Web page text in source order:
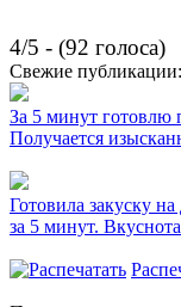
4/5 - (92 голоса)
Свежие публикации:
За 5 минут готовлю
Получается
Готовила закуску
за 5 минут.